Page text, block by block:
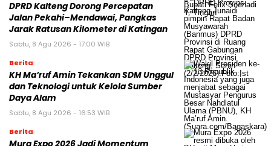
DPRD Kalteng Dorong Percepatan
Jalan Pekahi–Mendawai, Pangkas
Jarak Ratusan Kilometer di Katingan
Sabtu, 8 Agu 2026 - 17:00 WIB
Berita
KH Ma’ruf Amin Tekankan SDM Unggul
dan Teknologi untuk Kelola Sumber
Daya Alam
Sabtu, 8 Agu 2026 - 16:53 WIB
Berita